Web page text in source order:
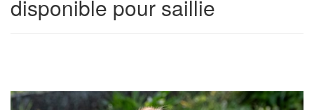
disponible pour saillie